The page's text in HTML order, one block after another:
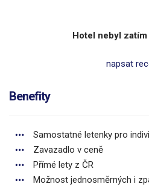
Hotel nebyl
napsat
Benefity
Samostatné letenky pro
Zavazadlo v ceně
Přímé lety z ČR
Možnost jednosměrných i